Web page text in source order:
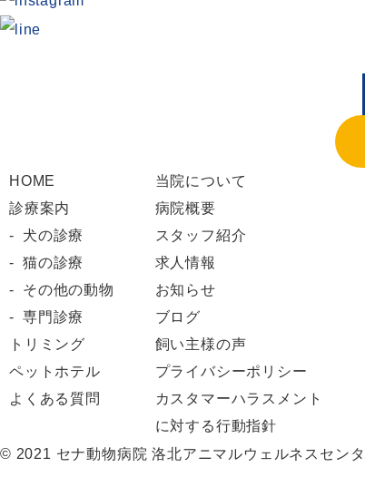
HOME
診療案内
犬の診療
猫の診療
その他の動物
専門診療
トリミング
ペットホテル
よくある質問
当院について
病院概要
スタッフ紹介
求人情報
お知らせ
ブログ
飼い主様の声
プライバシーポリシー
カスタマーハラスメント
に対する行動指針
© 2021 セナ動物病院 洛北アニマルウェルネスセン